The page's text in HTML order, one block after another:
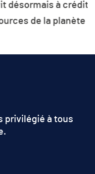
la planète
privilégié à tous